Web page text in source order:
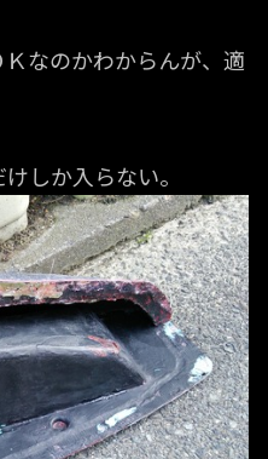
なのかわからんが、適
しか入らない。